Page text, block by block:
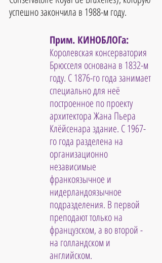
успешно закончила в 1988-м году.
Прим. КИНОБЛОГа:
Королевская консерватория
Брюсселя основана в 1832-м
году. С 1876-го года занимает
специально для неё
построенное по проекту
архитектора Жана Пьера
Клёйсенара здание. С 1967-
го года разделена на
организационно
независимые
франкоязычное и
нидерландоязычное
подразделения. В первой
преподают только на
французском, а во второй -
на голландском и
английском.